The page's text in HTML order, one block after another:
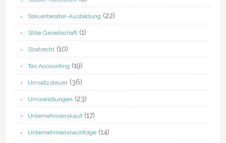
Steuerberater-Ausbildung (22)
Stille Gesellschaft(1)
Strafrecht(10)
Tax Accounting (19)
Umsatzsteuer(36)
Umwandlungen (23)
Unternehmenskauf(17)
Unternehmensnachfolge(14)